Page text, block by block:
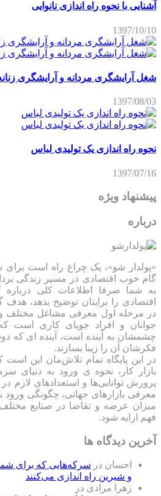
آشنایی با نحوه راه اندازی نانوایی
1397/10/10
شغل آرایشگری مردانه و آرایشگری
1397/08/03
نحوه راه اندازی یک تولیدی لباس
1397/07/16
پیشنهاد ویژه
درباره
«پولدار شو»، یک چراغ راه است
گام خوب اقتصادی در مسیر زندگی
به شما صرفا اطلاعات کلی درباره
اقتصادی را برایتان توضیح بدهد،
در مرحله اول معرفی مشاغل مختلف و
جوانان و افراد جویای کاری است که
چشمشان به آینده است، آینده ای که
فکرشان آن را زیبا بسازند.
در این پایگاه تمام تلاش‌مان این
بازار کار، نحوه ی ورود به دنیای
پرورش توانایی‌ها و استعدادهای لازم
معرفی بازارهای جهانی، چگونگی ورود
میزان عرضه و تقاضا در صنایع
فهم ارایه شود.
آخرین دیدگاه ها
احسان در سرکه‌هایی که برای
و شیرین راه اندازی می‌کنند
زهرا مرادی در